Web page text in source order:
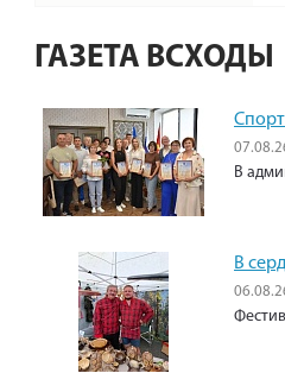
ГАЗЕТА ВСХОДЫ
В
В